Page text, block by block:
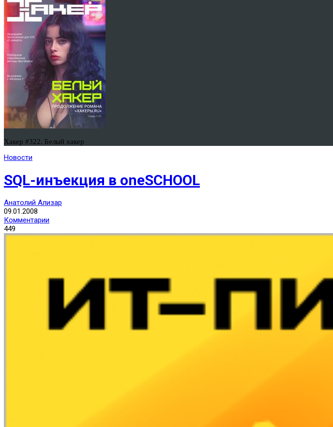
Хакер #322. Белый хакер
Новости
SQL-инъекция в oneSCHOOL
Анатолий Ализар
09.01.2008
Комментарии
449